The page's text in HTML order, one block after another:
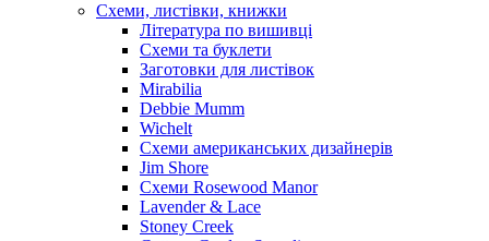
Схеми, листівки, книжки
Література по вишивці
Схеми та буклети
Заготовки для листівок
Mirabilia
Debbie Mumm
Wichelt
Схеми американських дизайнерів
Jim Shore
Cхеми Rosewood Manor
Lavender & Lace
Stoney Creek